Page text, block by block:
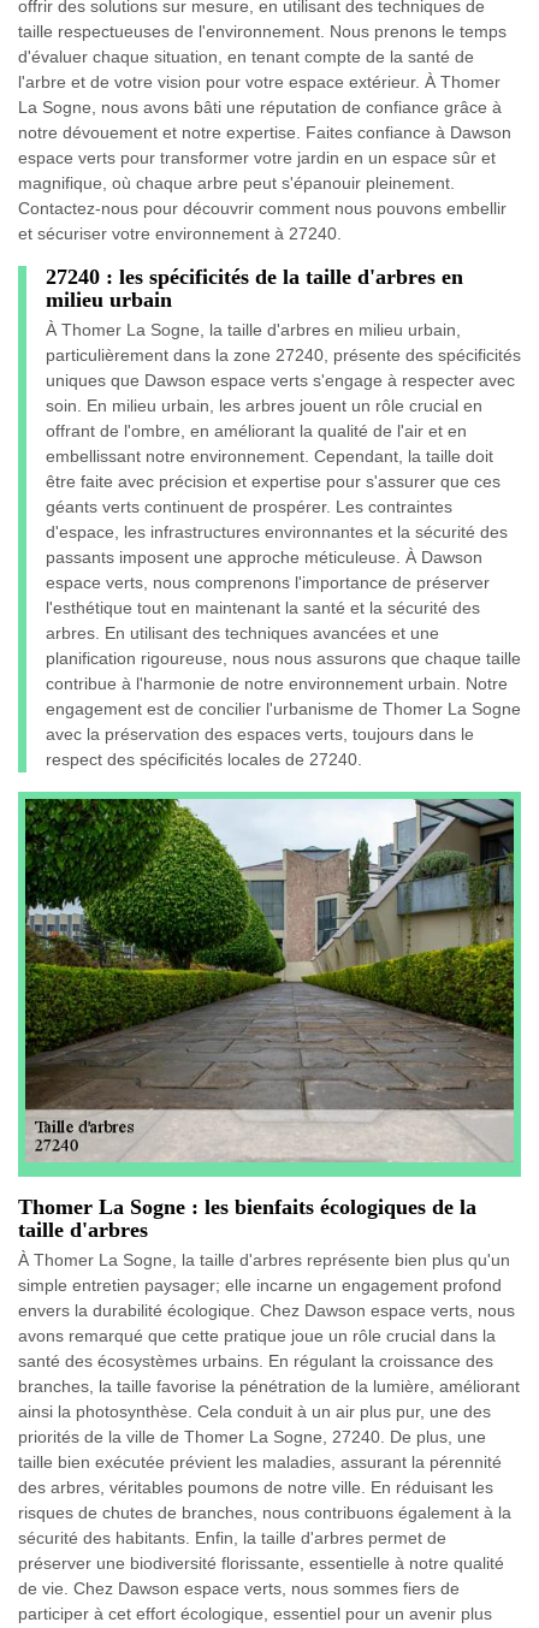
offrir des solutions sur mesure, en utilisant des techniques de
taille respectueuses de l'environnement. Nous prenons le temps
d'évaluer chaque situation, en tenant compte de la santé de
l'arbre et de votre vision pour votre espace extérieur. À Thomer
La Sogne, nous avons bâti une réputation de confiance grâce à
notre dévouement et notre expertise. Faites confiance à Dawson
espace verts pour transformer votre jardin en un espace sûr et
magnifique, où chaque arbre peut s'épanouir pleinement.
Contactez-nous pour découvrir comment nous pouvons embellir
et sécuriser votre environnement à 27240.
27240 : les spécificités de la taille d'arbres en
milieu urbain
À Thomer La Sogne, la taille d'arbres en milieu urbain,
particulièrement dans la zone 27240, présente des spécificités
uniques que Dawson espace verts s'engage à respecter avec
soin. En milieu urbain, les arbres jouent un rôle crucial en
offrant de l'ombre, en améliorant la qualité de l'air et en
embellissant notre environnement. Cependant, la taille doit
être faite avec précision et expertise pour s'assurer que ces
géants verts continuent de prospérer. Les contraintes
d'espace, les infrastructures environnantes et la sécurité des
passants imposent une approche méticuleuse. À Dawson
espace verts, nous comprenons l'importance de préserver
l'esthétique tout en maintenant la santé et la sécurité des
arbres. En utilisant des techniques avancées et une
planification rigoureuse, nous nous assurons que chaque taille
contribue à l'harmonie de notre environnement urbain. Notre
engagement est de concilier l'urbanisme de Thomer La Sogne
avec la préservation des espaces verts, toujours dans le
respect des spécificités locales de 27240.
Thomer La Sogne : les bienfaits écologiques de la
taille d'arbres
À Thomer La Sogne, la taille d'arbres représente bien plus qu'un
simple entretien paysager; elle incarne un engagement profond
envers la durabilité écologique. Chez Dawson espace verts, nous
avons remarqué que cette pratique joue un rôle crucial dans la
santé des écosystèmes urbains. En régulant la croissance des
branches, la taille favorise la pénétration de la lumière, améliorant
ainsi la photosynthèse. Cela conduit à un air plus pur, une des
priorités de la ville de Thomer La Sogne, 27240. De plus, une
taille bien exécutée prévient les maladies, assurant la pérennité
des arbres, véritables poumons de notre ville. En réduisant les
risques de chutes de branches, nous contribuons également à la
sécurité des habitants. Enfin, la taille d'arbres permet de
préserver une biodiversité florissante, essentielle à notre qualité
de vie. Chez Dawson espace verts, nous sommes fiers de
participer à cet effort écologique, essentiel pour un avenir plus